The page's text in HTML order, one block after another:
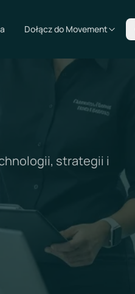
Dołącz do Movement
strategii i